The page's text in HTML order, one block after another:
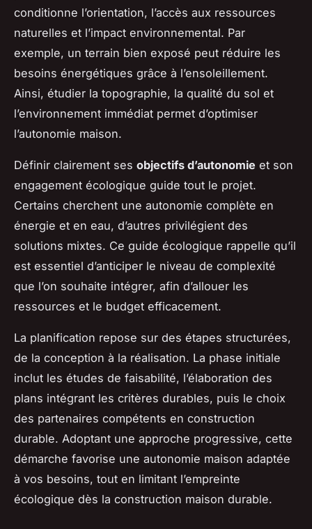
conditionne l’orientation, l’accès aux ressources
naturelles et l’impact environnemental. Par
exemple, un terrain bien exposé peut réduire les
besoins énergétiques grâce à l’ensoleillement.
Ainsi, étudier la topographie, la qualité du sol et
l’environnement immédiat permet d’optimiser
l’autonomie maison.
Définir clairement ses objectifs d’autonomie et son
engagement écologique guide tout le projet.
Certains cherchent une autonomie complète en
énergie et en eau, d’autres privilégient des
solutions mixtes. Ce guide écologique rappelle qu’il
est essentiel d’anticiper le niveau de complexité
que l’on souhaite intégrer, afin d’allouer les
ressources et le budget efficacement.
La planification repose sur des étapes structurées,
de la conception à la réalisation. La phase initiale
inclut les études de faisabilité, l’élaboration des
plans intégrant les critères durables, puis le choix
des partenaires compétents en construction
durable. Adoptant une approche progressive, cette
démarche favorise une autonomie maison adaptée
à vos besoins, tout en limitant l’empreinte
écologique dès la construction maison durable.